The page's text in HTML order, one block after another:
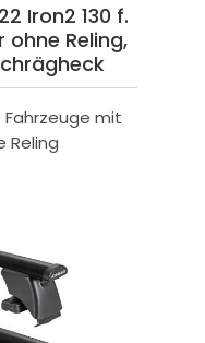
Iron2 130 f.
ohne Reling,
mit
Reling